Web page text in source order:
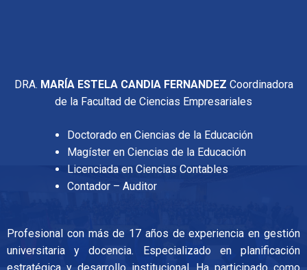
DRA. MARÍA ESTELA CANDIA FERNANDEZ Coordinadora
de la Facultad de Ciencias Empresariales
Doctorado en Ciencias de la Educación
Magíster en Ciencias de la Educación
Licenciada en Ciencias Contables
Contador – Auditor
Profesional con más de 17 años de experiencia en gestión
universitaria y docencia. Especializado en planificación